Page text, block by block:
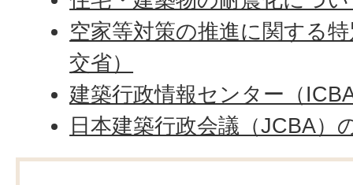
空家等対策の推進に関する
交省）
建築行政情報センター（
日本建築行政会議（JCBA）